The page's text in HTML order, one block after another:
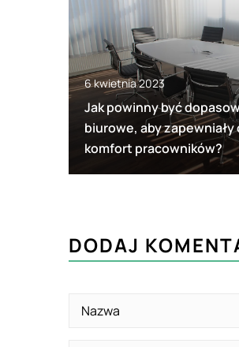
6 kwietnia 2023
Jak powinny być
biurowe, aby
komfort pracowników?
DODAJ